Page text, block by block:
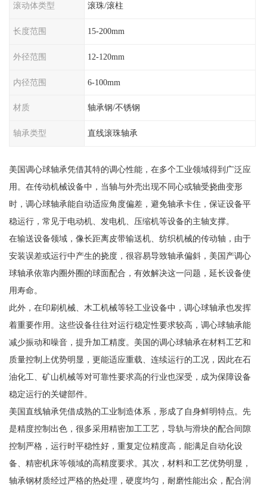
滚动体类型 滚珠/滚柱
长度范围 15-200mm
外径范围 12-120mm
内径范围 6-100mm
材质 轴承钢/不锈钢
轴承类型 直线滚珠轴承
美国调心球轴承凭借其特的调心性能，在多个工业领域得到广泛应
用。在传动机械设备中，当轴与外壳出现不同心或轴受挠曲变形
时，调心球轴承能自动适应角度偏差，避免轴承卡住，保证设备平
稳运行，常见于电动机、发电机、压缩机等设备的主轴支撑。
在输送设备领域，像长距离皮带输送机、纺织机械的传动轴，由于
安装误差或运行中产生的挠度，很容易导致轴承偏斜，美国产调心
球轴承依靠内圈外圈的球面配合，有效解决这一问题，延长设备使
用寿命。
此外，在印刷机械、木工机械等轻工业设备中，调心球轴承也发挥
着重要作用。这些设备往往对运行稳定性要求较高，调心球轴承能
减少振动和噪音，提升加工精度。美国的调心球轴承在材料工艺和
质量控制上优势明显，更能适应重载、连续运行的工况，因此在石
油化工、矿山机械等对可靠性要求高的行业也深受，成为保障设备
稳定运行的关键部件。
美国直线轴承凭借成熟的工业制造体系，形成了自身鲜明特点。先
是精度控制出色，很多采用精密加工工艺，导轨与滑块的配合间隙
控制严格，运行时平稳性好，重复定位精度高，能满足自动化设
备、精密机床等领域的高精度要求。其次，材料和工艺优势明显，
轴承钢材质经过严格的热处理，硬度均匀，耐磨性能出众，配合润